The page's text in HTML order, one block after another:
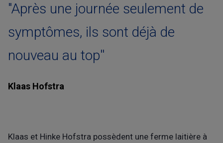
"Après une journée seulement de
symptômes, ils sont déjà de
nouveau au top''
Klaas Hofstra
Klaas et Hinke Hofstra possèdent une ferme laitière à